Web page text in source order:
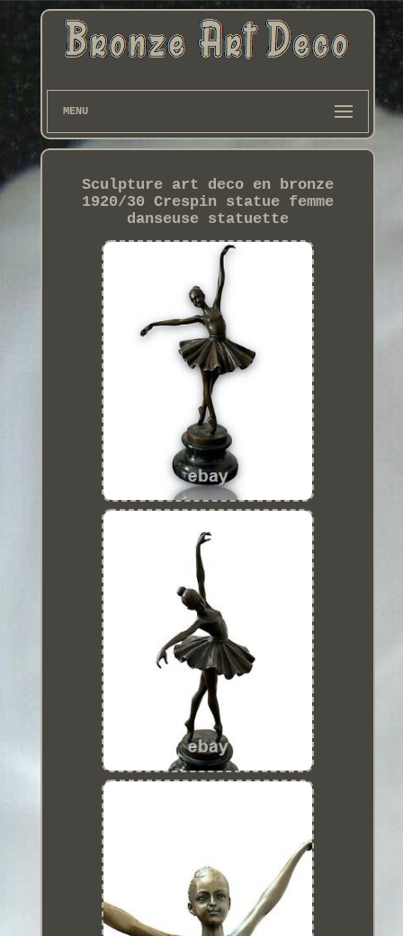
MENU
Sculpture art deco en bronze
1920/30 Crespin statue femme
danseuse statuette